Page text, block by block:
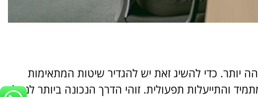
יותר. כדי להשיג זאת יש להגדיר שיטות המתאימות
והתייעלות תפעולית. זוהי הדרך הנכונה ביותר לנהל